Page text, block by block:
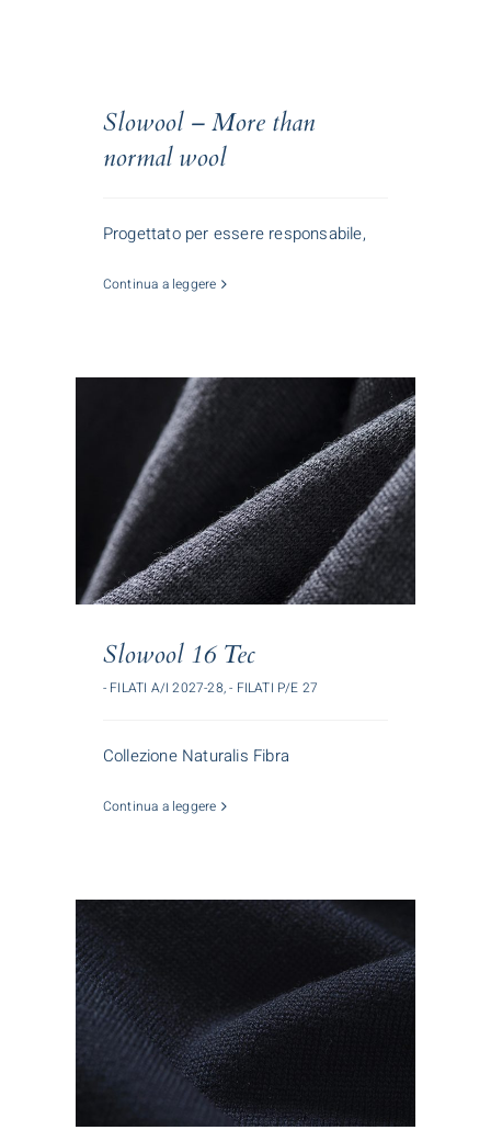
Slowool – More than
normal wool
Progettato per essere responsabile,
Continua a leggere
Slowool 16 Tec
- FILATI A/I 2027-28,- FILATI P/E 27
Collezione Naturalis Fibra
Continua a leggere